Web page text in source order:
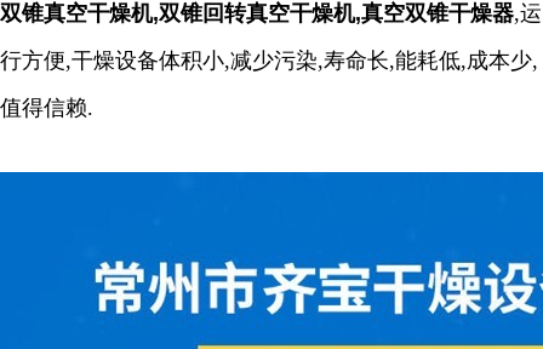
双锥真空干燥机,双锥回转真空干燥机,真空双锥干燥器,运
行方便,干燥设备体积小,减少污染,寿命长,能耗低,成本少,
值得信赖.